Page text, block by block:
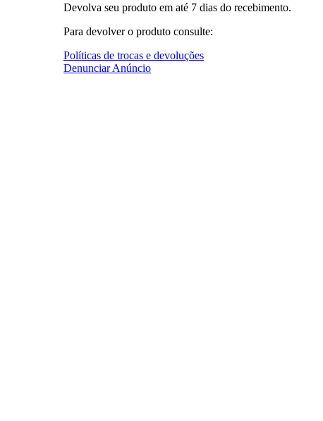
Devolva seu produto em até 7 dias do recebimento.
Para devolver o produto consulte:
Políticas de trocas e devoluções
Denunciar Anúncio